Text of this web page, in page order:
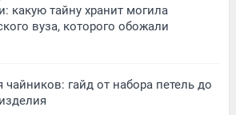
какую тайну хранит могила
вуза, которого обожали
гайд от набора петель до